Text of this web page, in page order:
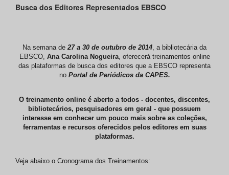
Busca dos Editores Representados EBSCO
Na semana de 27 a 30 de outubro de 2014, a bibliotecária da
EBSCO, Ana Carolina Nogueira, oferecerá treinamentos online
das plataformas de busca dos editores que a EBSCO representa
no Portal de Periódicos da CAPES.
O treinamento online é aberto a todos - docentes, discentes,
bibliotecários, pesquisadores em geral - que possuem
interesse em conhecer um pouco mais sobre as coleções,
ferramentas e recursos oferecidos pelos editores em suas
plataformas.
Veja abaixo o Cronograma dos Treinamentos: